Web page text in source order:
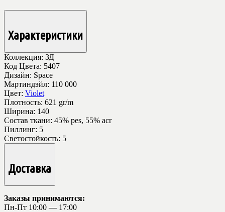
Характеристики
Коллекция: ЗД
Код Цвета: 5407
Дизайн: Space
Мартиндэйл: 110 000
Цвет: Violet
Плотность: 621 gr/m
Ширина: 140
Состав ткани: 45% pes, 55% acr
Пиллинг: 5
Светостойкость: 5
Доставка
Заказы принимаются:
Пн-Пт 10:00 — 17:00